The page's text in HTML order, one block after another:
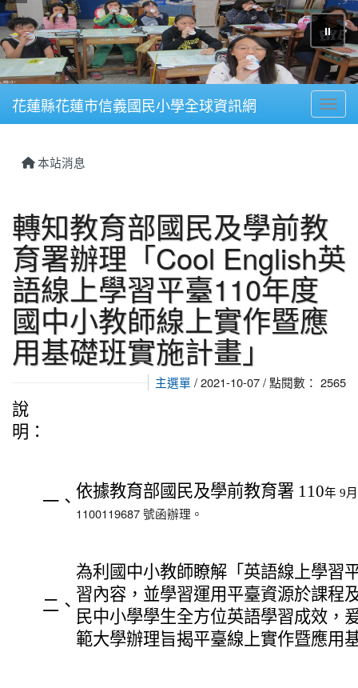
⏸
花蓮縣花蓮市信義國民小學全球資訊網
本站消息
轉知教育部國民及學前教
育署辦理「Cool English英
語線上學習平臺110年度
國中小教師線上實作暨應
用基礎班實施計畫」
主選單 / 2021-10-07 / 點閱數： 2565
說
明：
一、
依據教育部國民及學前教育署 110年 9
1100119687 號函辦理。
二、
為利國中小教師瞭解「英語線上學習
習內容，並學習運用平臺資源於課程
民中小學學生全方位英語學習成效，
範大學辦理旨揭平臺線上實作暨應用